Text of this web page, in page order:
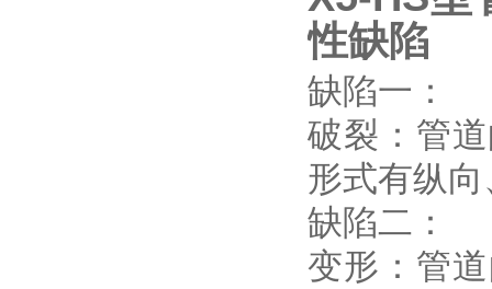
性缺陷
缺陷一：
破裂：管
形式有纵
缺陷二：
变形：管